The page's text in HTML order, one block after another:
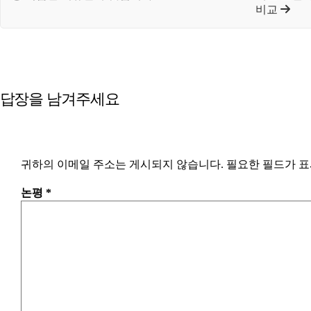
비교
답장을 남겨주세요
귀하의 이메일 주소는 게시되지 않습니다. 필요한 필드가
논평 *